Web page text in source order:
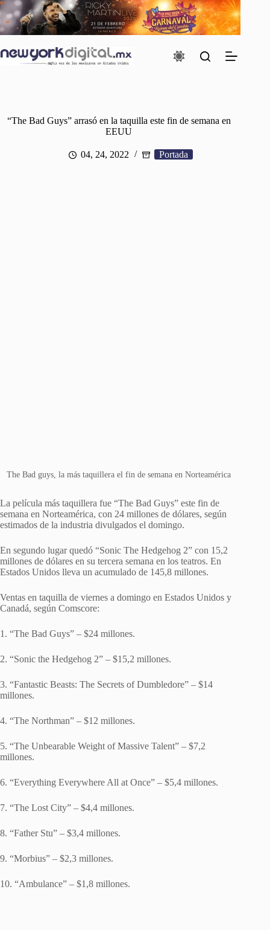
Saltar
al
contenido
“The Bad Guys” arrasó en la taquilla este fin de semana en
EEUU
04, 24, 2022 Portada
The Bad guys, la más taquillera el fin de semana en Norteamérica
La película más taquillera fue “The Bad Guys” este fin de
semana en Norteamérica, con 24 millones de dólares, según
estimados de la industria divulgados el domingo.
En segundo lugar quedó “Sonic The Hedgehog 2” con 15,2
millones de dólares en su tercera semana en los teatros. En
Estados Unidos lleva un acumulado de 145,8 millones.
Ventas en taquilla de viernes a domingo en Estados Unidos y
Canadá, según Comscore:
1. “The Bad Guys” – $24 millones.
2. “Sonic the Hedgehog 2” – $15,2 millones.
3. “Fantastic Beasts: The Secrets of Dumbledore” – $14
millones.
4. “The Northman” – $12 millones.
5. “The Unbearable Weight of Massive Talent” – $7,2
millones.
6. “Everything Everywhere All at Once” – $5,4 millones.
7. “The Lost City” – $4,4 millones.
8. “Father Stu” – $3,4 millones.
9. “Morbius” – $2,3 millones.
10. “Ambulance” – $1,8 millones.